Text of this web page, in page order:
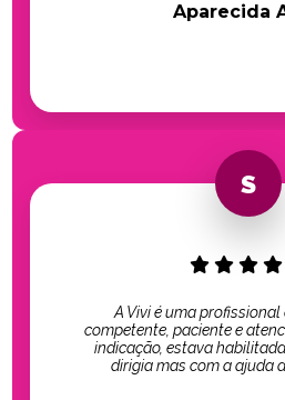
Aparecida
A Vivi é uma
competente, paciente e
indicação, estava
dirigia mas com a ajuda